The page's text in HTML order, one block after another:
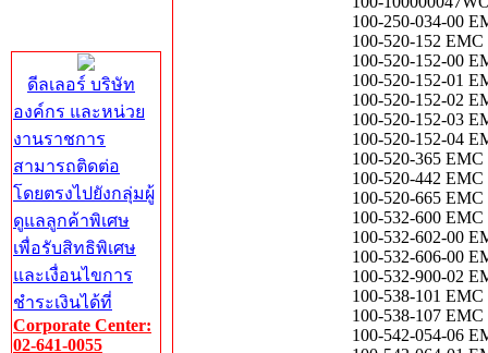
ดีลเลอร์ บริษัท
องค์กร และหน่วย
งานราชการ
สามารถติดต่อ
โดยตรงไปยังกลุ่มผู้
ดูแลลูกค้าพิเศษ
เพื่อรับสิทธิพิเศษ
และเงื่อนไขการ
ชำระเงินได้ที่
Corporate Center:
02-641-0055
100-250-034-00
100-520-152
100-520-152-00
100-520-152-01
100-520-152-02
100-520-152-03
100-520-152-04
100-520-365
100-520-442
100-520-665
100-532-600
100-532-602-00
100-532-606-00
100-532-900-02
100-538-101
100-538-107
100-542-054-06